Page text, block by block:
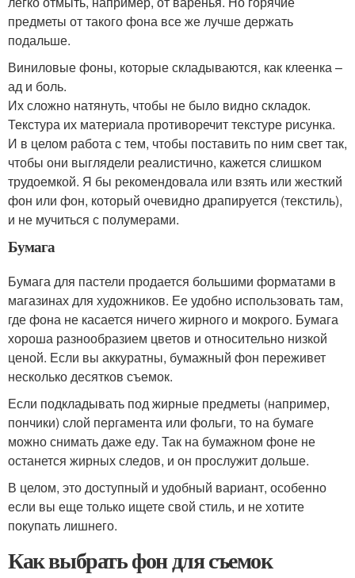
предметы от такого фона все же лучше держать
подальше.
Виниловые фоны, которые складываются, как клеенка –
ад и боль.
Их сложно натянуть, чтобы не было видно складок.
Текстура их материала противоречит текстуре рисунка.
И в целом работа с тем, чтобы поставить по ним свет так,
чтобы они выглядели реалистично, кажется слишком
трудоемкой. Я бы рекомендовала или взять или жесткий
фон или фон, который очевидно драпируется (текстиль),
и не мучиться с полумерами.
Бумага
Бумага для пастели продается большими форматами в
магазинах для художников. Ее удобно использовать там,
где фона не касается ничего жирного и мокрого. Бумага
хороша разнообразием цветов и относительно низкой
ценой. Если вы аккуратны, бумажный фон переживет
несколько десятков съемок.
Если подкладывать под жирные предметы (например,
пончики) слой пергамента или фольги, то на бумаге
можно снимать даже еду. Так на бумажном фоне не
останется жирных следов, и он прослужит дольше.
В целом, это доступный и удобный вариант, особенно
если вы еще только ищете свой стиль, и не хотите
покупать лишнего.
Как выбрать фон для съемок